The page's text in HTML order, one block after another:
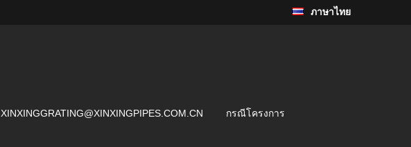
ภาษาไทย
XINXINGGRATING@XINXINGPIPES.COM.CN กรณีโครงการ